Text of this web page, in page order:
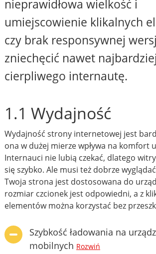
nieprawidłowa wielkość i
umiejscowienie klikalnych
czy brak responsywnej
zniechęcić nawet najbardziej
cierpliwego internautę.
1.1 Wydajność
Wydajność strony internetowej jest
ona w dużej mierze wpływa na komfort
Internauci nie lubią czekać, dlatego
się szybko. Ale musi też dobrze
Twoja strona jest dostosowana do
rozmiar czcionek jest odpowiedni, a z
elementów można korzystać bez
Szybkość ładowania na
mobilnych Rozwiń